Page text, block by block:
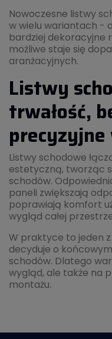
Nowoczesne listwy
w wielu wariantach -
bardziej dekoracyjne
możliwe staje się
aranżacyjnych.
Listwy
trwałość,
Listwy schodowe
estetyczną, tworząc
schodów.
paneli zwiększają
poprawiają komfort
wygląd całej
W praktyce to jeden
decyduje o
schodów. Dlatego
wygląd, ale także na
montażu.